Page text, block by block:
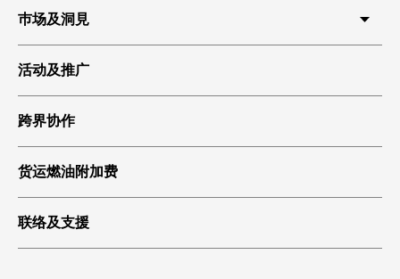
巿场及洞見
活动及推广
跨界协作
货运燃油附加费
联络及支援